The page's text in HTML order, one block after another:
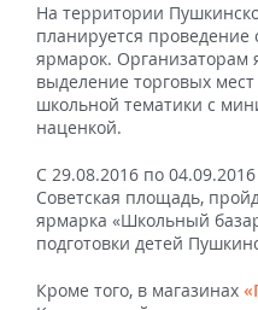
На территории
планируется
ярмарок. Организаторам
выделение торговых
школьной тематики с
наценкой.
С 29.08.2016 по
Советская площадь,
ярмарка «Школьный
подготовки детей
Кроме того, в магазинах